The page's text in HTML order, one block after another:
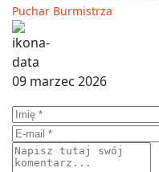
Puchar Burmistrza
09 marzec 2026